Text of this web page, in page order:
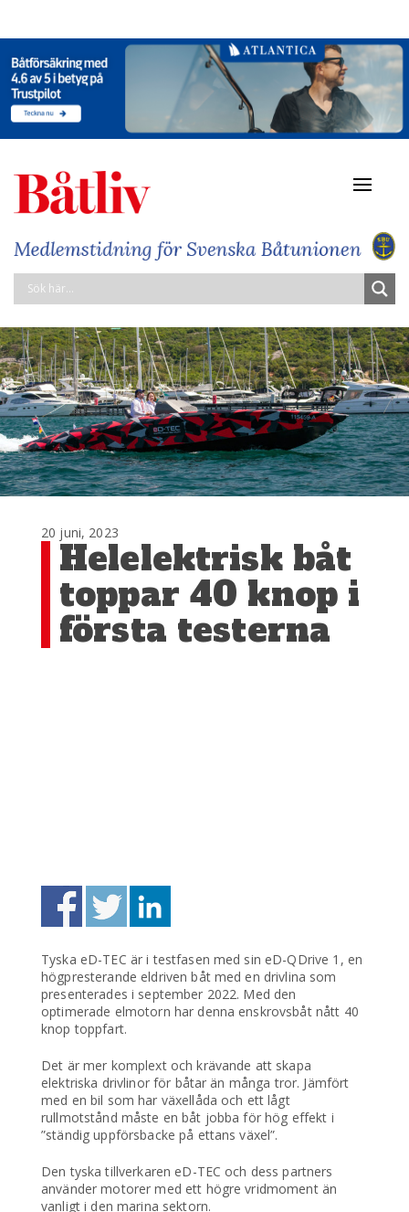
20 juni, 2023
Helelektrisk båt
toppar 40 knop i
första testerna
Tyska eD-TEC är i testfasen med sin eD-QDrive 1, en
högpresterande eldriven båt med en drivlina som
presenterades i september 2022. Med den
optimerade elmotorn har denna enskrovsbåt nått 40
knop toppfart.
Det är mer komplext och krävande att skapa
elektriska drivlinor för båtar än många tror. Jämfört
med en bil som har växellåda och ett lågt
rullmotstånd måste en båt jobba för hög effekt i
”ständig uppförsbacke på ettans växel”.
Den tyska tillverkaren eD-TEC och dess partners
använder motorer med ett högre vridmoment än
vanligt i den marina sektorn.